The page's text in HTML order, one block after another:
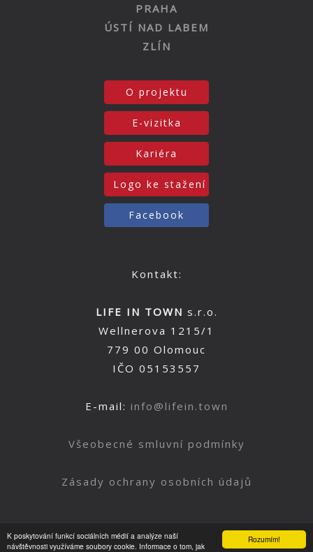
Rozumím!
K poskytování funkcí sociálních médií a analýze naší
návštěvnosti využíváme soubory cookie. Informace o tom, jak
PRAHA
ÚSTÍ NAD LABEM
ZLÍN
O projektu
E-vizitka
Kariéra
Logo ke stažení
Facebook
Kontakt:
LIFE IN TOWN s.r.o.
Wellnerova 1215/1
779 00 Olomouc
IČO 05153557
E-mail: info@lifein.town
Všeobecné smluvní podmínky
Zásady ochrany osobních údajů
Nahoru